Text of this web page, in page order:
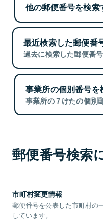
他の郵便番号を検索
最近検索した郵便番
過去に検索した郵便番
事業所の個別番号を
事業所の７けたの個別
郵便番号検索
市町村変更情報
郵便番号を公表した市町村の
しています。